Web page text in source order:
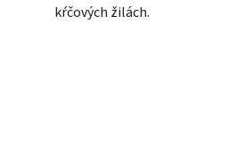
kŕčových žilách.